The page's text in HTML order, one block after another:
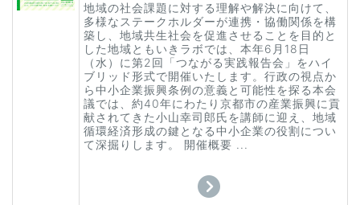
地域の社会課題に対する理解や解決に向けて、
多様なステークホルダーが連携・協働関係を構
築し、地域共生社会を促進させることを目的と
した地域ともいきラボでは、本年6月18日
（水）に第2回「つながる実践報告会」をハイ
ブリッド形式で開催いたします。行政の視点か
ら中小企業振興条例の意義と可能性を探る本会
議では、約40年にわたり京都市の産業振興に貢
献されてきた小山幸司郎氏を講師に迎え、地域
循環経済形成の鍵となる中小企業の役割につい
て深掘りします。 開催概要 ...